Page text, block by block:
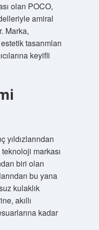
olan POCO,
amiral
Marka,
tasarımları
keyifli
yıldızlarından
markası
biri olan
bu yana
kulaklık
akıllı
kadar